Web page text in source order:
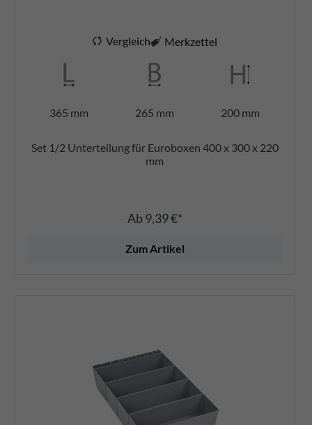
Vergleich Merkzettel
365 mm 265 mm 200 mm
Set 1/2 Unterteilung für Euroboxen 400 x 300 x 220
mm
Ab9,39 €*
Zum Artikel